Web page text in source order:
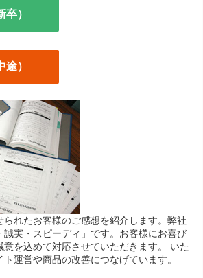
）
）
られたお客様のご感想を紹介します。弊社
誠実・スピーディ」です。お客様にお喜び
意を込めて対応させていただきます。 いた
運営や商品の改善につなげています。